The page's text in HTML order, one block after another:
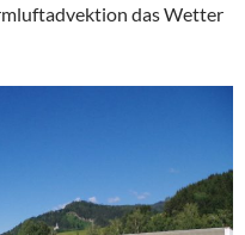
das Wetter